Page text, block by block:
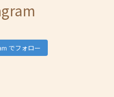
でフォロー